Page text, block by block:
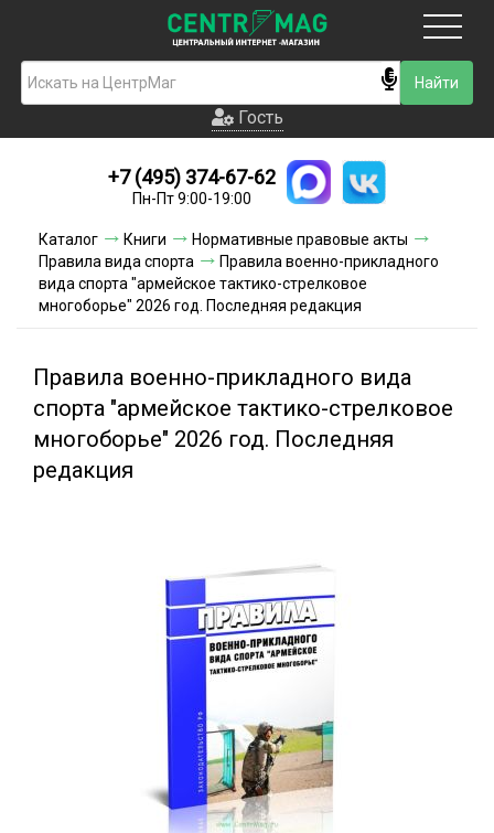
Гость
Новинки
Условия доставки
Условия оплаты
Акции и скидки
Гость
+7 (495) 374-67-62
Пн-Пт 9:00-19:00
Каталог Книги
Нормативные правовые акты
Правила вида спорта
Правила военно-прикладного
вида спорта "армейское тактико-стрелковое
многоборье" 2026 год. Последняя редакция
Правила военно-прикладного вида
спорта "армейское тактико-стрелковое
многоборье" 2026 год. Последняя
редакция